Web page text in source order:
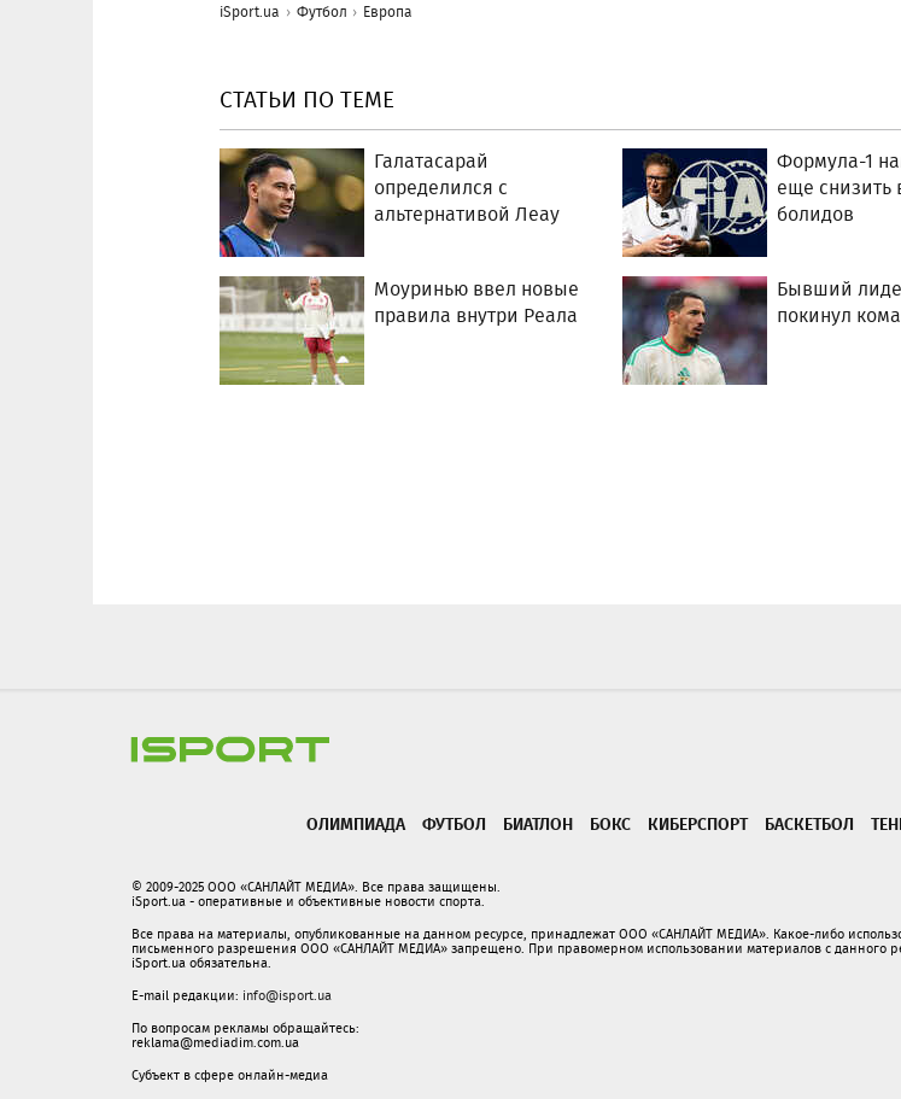
iSport.ua Футбол Европа
СТАТЬИ ПО ТЕМЕ
Галатасарай
определился с
альтернативой Леау
Формула-1
еще снизить
болидов
Моуринью ввел новые
правила внутри Реала
Бывший
покинул
ОЛИМПИАДА ФУТБОЛ БИАТЛОН БОКС КИБЕРСПОРТ БАСКЕТБОЛ
© 2009-2025 ООО «САНЛАЙТ МЕДИА». Все права защищены.
iSport.ua - оперативные и объективные новости спорта.
Все права на материалы, опубликованные на данном ресурсе, принадлежат ООО «САНЛАЙТ МЕДИА». Какое-либо
письменного разрешения ООО «САНЛАЙТ МЕДИА» запрещено. При правомерном использовании материалов с данного
iSport.ua обязательна.
E-mail редакции: info@isport.ua
По вопросам рекламы обращайтесь:
reklama@mediadim.com.ua
Субъект в сфере онлайн-медиа